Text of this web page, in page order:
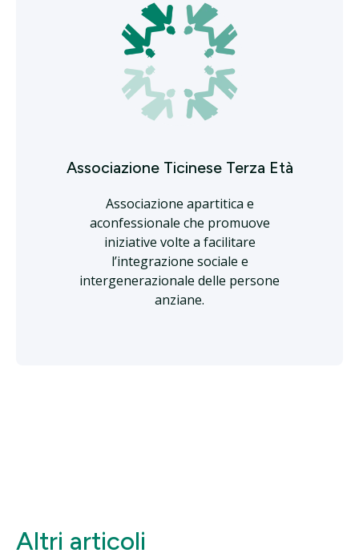
Associazione Ticinese Terza Età
Associazione apartitica e
aconfessionale che promuove
iniziative volte a facilitare
l’integrazione sociale e
intergenerazionale delle persone
anziane.
Altri articoli